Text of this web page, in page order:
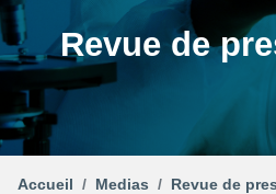
Revue de
Accueil Medias Revue de